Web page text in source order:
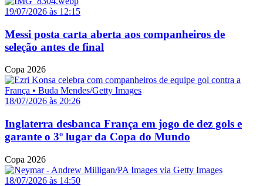
19/07/2026 às 12:15
Messi posta carta aberta aos companheiros de
seleção antes de final
Copa 2026
18/07/2026 às 20:26
Inglaterra desbanca França em jogo de dez gols e
garante o 3º lugar da Copa do Mundo
Copa 2026
18/07/2026 às 14:50